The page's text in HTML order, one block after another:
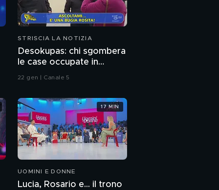
STRISCIA LA NOTIZIA
Desokupas: chi sgombera
le case occupate in
Spagna. L'inchiesta di
22 gen | Canale 5
UOMINI E DONNE
Lucia, Rosario e... il trono
17 MIN